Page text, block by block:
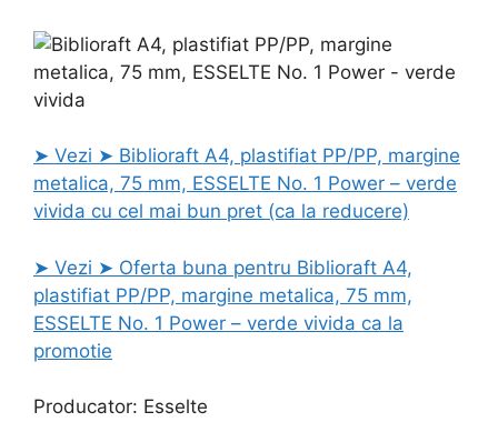
➤ Vezi ➤ Biblioraft A4, plastifiat PP/PP, margine
metalica, 75 mm, ESSELTE No. 1 Power – verde
vivida cu cel mai bun pret (ca la reducere)
➤ Vezi ➤ Oferta buna pentru Biblioraft A4,
plastifiat PP/PP, margine metalica, 75 mm,
ESSELTE No. 1 Power – verde vivida ca la
promotie
Producator: Esselte